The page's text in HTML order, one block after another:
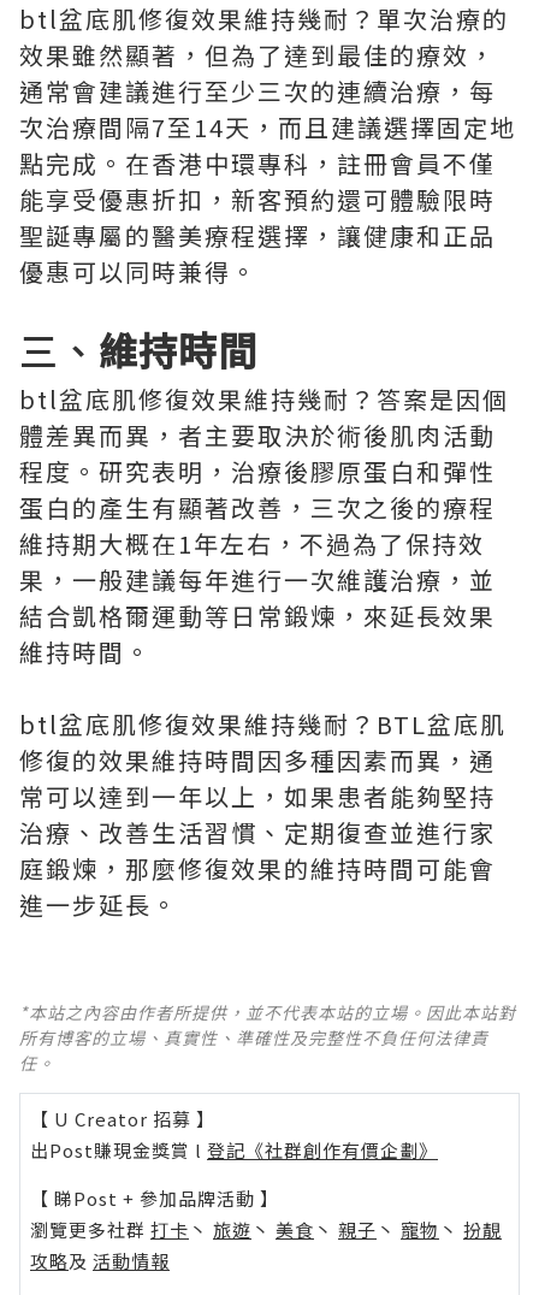
btl盆底肌修復效果維持幾耐？單次治療的
效果雖然顯著，但為了達到最佳的療效，
通常會建議進行至少三次的連續治療，每
次治療間隔7至14天，而且建議選擇固定地
點完成。在香港中環專科，註冊會員不僅
能享受優惠折扣，新客預約還可體驗限時
聖誕專屬的醫美療程選擇，讓健康和正品
優惠可以同時兼得。
三、 維持時間
btl盆底肌修復效果維持幾耐？答案是因個
體差異而異，者主要取決於術後肌肉活動
程度。研究表明，治療後膠原蛋白和彈性
蛋白的產生有顯著改善，三次之後的療程
維持期大概在1年左右，不過為了保持效
果，一般建議每年進行一次維護治療，並
結合凱格爾運動等日常鍛煉，來延長效果
維持時間。
btl盆底肌修復效果維持幾耐？BTL盆底肌
修復的效果維持時間因多種因素而異，通
常可以達到一年以上，如果患者能夠堅持
治療、改善生活習慣、定期復查並進行家
庭鍛煉，那麼修復效果的維持時間可能會
進一步延長。
*本站之內容由作者所提供，並不代表本站的立場。因此本站對
所有博客的立場、真實性、準確性及完整性不負任何法律責
任。
【 U Creator 招募 】
出Post賺現金獎賞 l 登記《社群創作有價企劃》
【 睇Post + 參加品牌活動 】
瀏覽更多社群 打卡 丶 旅遊 丶 美食 丶 親子 丶 寵物 丶 扮靚
攻略及 活動情報